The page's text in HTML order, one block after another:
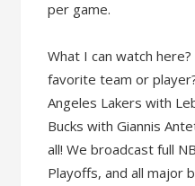
per game.
What I can watch
favorite team or
Angeles Lakers with
Bucks with Giannis
all! We broadcast full
Playoffs, and all major